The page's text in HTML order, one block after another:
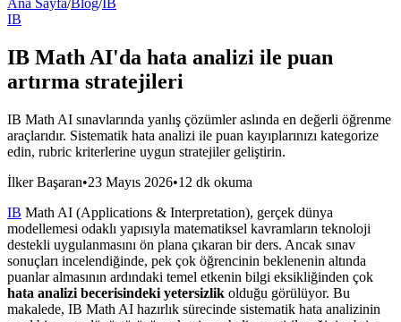
Ana Sayfa/Blog/IB
IB
IB Math AI'da hata analizi ile puan
artırma stratejileri
IB Math AI sınavlarında yanlış çözümler aslında en değerli öğrenme
araçlarıdır. Sistematik hata analizi ile puan kayıplarınızı kategorize
edin, rubric kriterlerine uygun stratejiler geliştirin.
İlker Başaran•23 Mayıs 2026•12 dk okuma
IB Math AI (Applications & Interpretation), gerçek dünya
modellemesi odaklı yapısıyla matematiksel kavramların teknoloji
destekli uygulanmasını ön plana çıkaran bir ders. Ancak sınav
sonuçları incelendiğinde, pek çok öğrencinin beklenenin altında
puanlar almasının ardındaki temel etkenin bilgi eksikliğinden çok
hata analizi becerisindeki yetersizlik olduğu görülüyor. Bu
makalede, IB Math AI hazırlık sürecinde sistematik hata analizinin